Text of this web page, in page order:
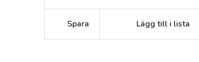
Spara Lägg till i lista